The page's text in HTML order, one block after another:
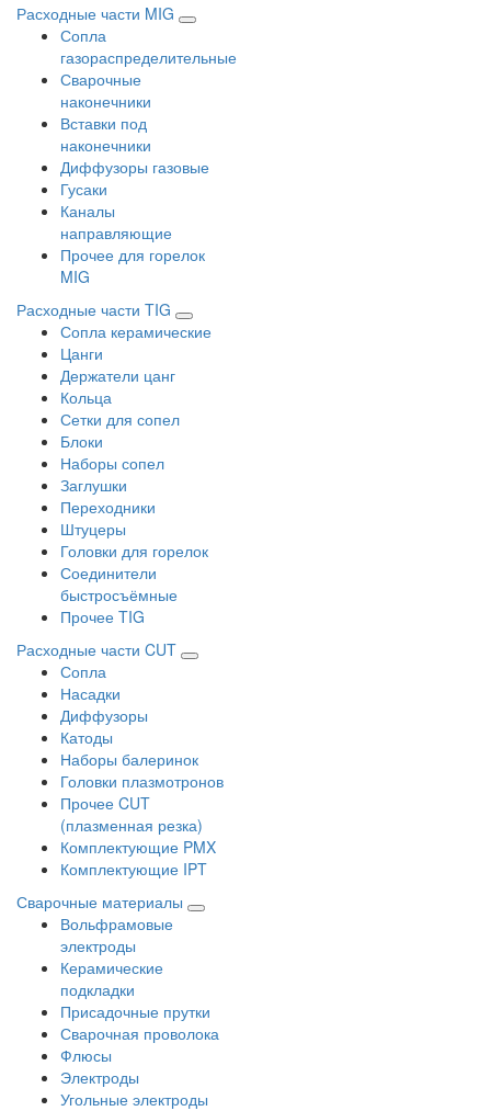
Расходные части MIG
Сопла
газораспределительные
Сварочные
наконечники
Вставки под
наконечники
Диффузоры газовые
Гусаки
Каналы
направляющие
Прочее для горелок
MIG
Расходные части TIG
Сопла керамические
Цанги
Держатели цанг
Кольца
Сетки для сопел
Блоки
Наборы сопел
Заглушки
Переходники
Штуцеры
Головки для горелок
Соединители
быстросъёмные
Прочее TIG
Расходные части CUT
Сопла
Насадки
Диффузоры
Катоды
Наборы балеринок
Головки плазмотронов
Прочее CUT
(плазменная резка)
Комплектующие PMX
Комплектующие IPT
Сварочные материалы
Вольфрамовые
электроды
Керамические
подкладки
Присадочные прутки
Сварочная проволока
Флюсы
Электроды
Угольные электроды